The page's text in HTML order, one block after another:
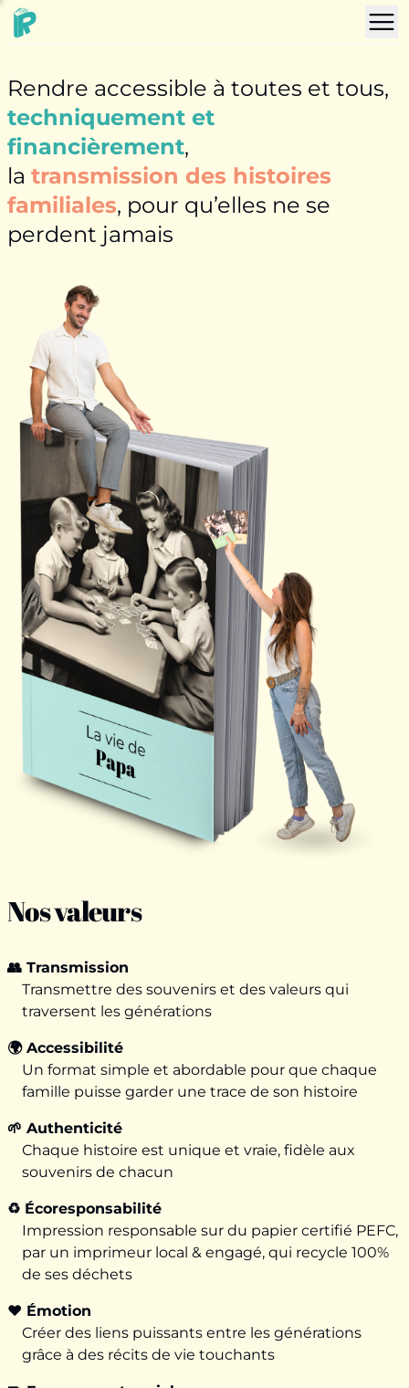
Rendre accessible à toutes et tous,
techniquement et
financièrement,
la transmission des histoires
familiales, pour qu’elles ne se
perdent jamais
Nos valeurs
👥 Transmission
Transmettre des souvenirs et des valeurs qui
traversent les générations
🌍 Accessibilité
Un format simple et abordable pour que chaque
famille puisse garder une trace de son histoire
🌱 Authenticité
Chaque histoire est unique et vraie, fidèle aux
souvenirs de chacun
♻️ Écoresponsabilité
Impression responsable sur du papier certifié PEFC,
par un imprimeur local & engagé, qui recycle 100%
de ses déchets
❤️ Émotion
Créer des liens puissants entre les générations
grâce à des récits de vie touchants